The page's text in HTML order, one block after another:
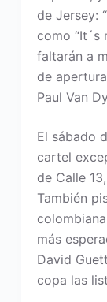
de Jersey:
como “It´s
faltarán a
de
Paul Van
El sábado
cartel
de Calle
También
más
David
copa las